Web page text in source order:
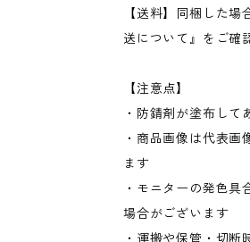
【送料】同梱した
送について』をご確
【注意点】
・防錆剤が塗布して
・商品画像は代表画
ます
・モニターの発色具
場合がございます
・運搬や保管・切断